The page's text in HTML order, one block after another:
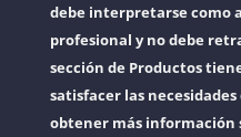
debe interpretarse como
profesional y no debe
sección de Productos
satisfacer las
obtener más información